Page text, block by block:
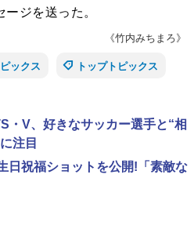
ジを送った。
《竹内みちまろ》
ックス トップトピックス
・V、好きなサッカー選手と“相
注目
日祝福ショットを公開!「素敵な